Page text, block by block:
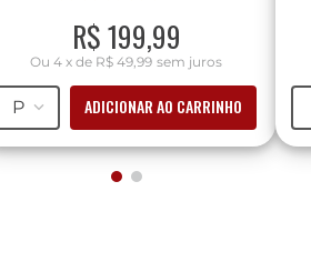
R$199,99
Ou4 x de R$ 49,99 sem juros
P ADICIONAR AO CARRINHO